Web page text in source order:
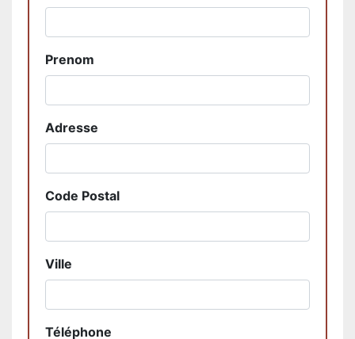
Prenom
Adresse
Code Postal
Ville
Téléphone